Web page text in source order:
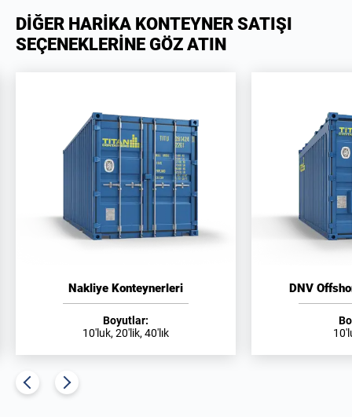
DIĞER HARIKA KONTEYNER SATIŞI
SEÇENEKLERINE GÖZ ATIN
Nakliye Konteynerleri
Boyutlar:
10'luk, 20'lik, 40'lık
DNV